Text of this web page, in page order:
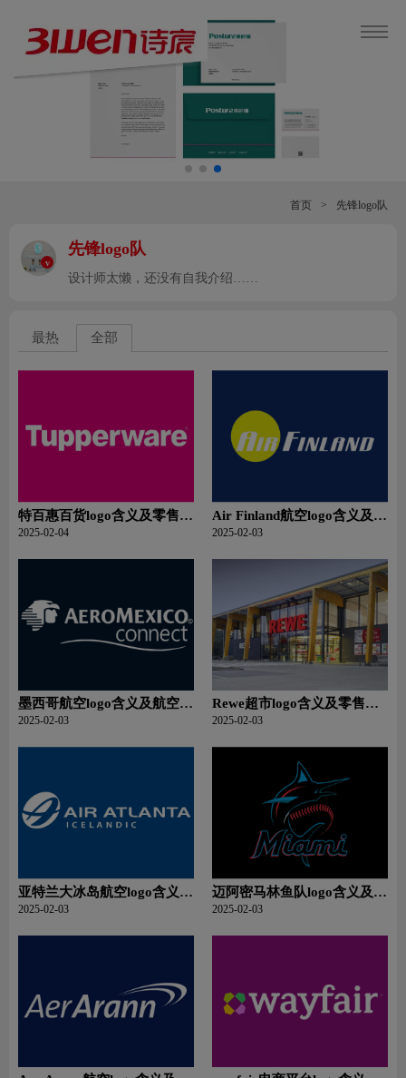
首页 > 先锋logo队
v
先锋logo队
设计师太懒，还没有自我介绍……
最热 全部
特百惠百货logo含义及零售品
牌理念
2025-02-04
Air Finland航空logo含义及航
空品牌理念
2025-02-03
墨西哥航空logo含义及航空品
牌理念
2025-02-03
Rewe超市logo含义及零售品
牌理念
2025-02-03
亚特兰大冰岛航空logo含义及
航空品牌理念
2025-02-03
迈阿密马林鱼队logo含义及运
动队品牌理念
2025-02-03